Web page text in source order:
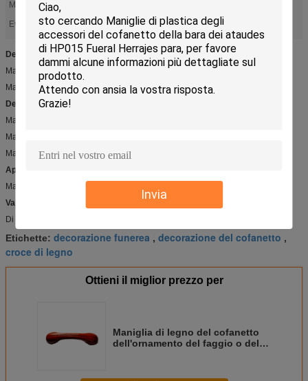
Invia
Materiale:
Evidenziare:
croce di legno,decorazione del cofanetto
Dettaglio rapido:
Maniglia di legno DW004 del cofanetto
Materiale di legno solido con pittura
Descrizione:
Maniglia di legno DW004 del cofanetto
Materiale di legno solido con pittura
Materiale: quercia o faggio
Applicazioni:
Maniglia della bara
Vantaggio competitivo:
Di alta qualità e prezzo competitivo
Etichette: decorazione funerea , decorazione del cofanetto ,
croce di legno
Ottieni il miglior prezzo per
Maniglia di legno del cofanetto
dell'ornamento del faggio o della